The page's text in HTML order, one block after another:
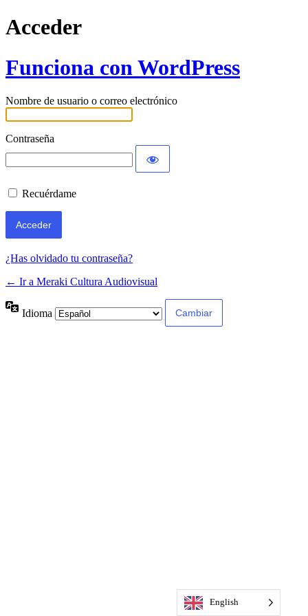
Acceder
Funciona con WordPress
Nombre de usuario o correo electrónico
Contraseña
Recuérdame
¿Has olvidado tu contraseña?
← Ir a Meraki Cultura Audiovisual
Idioma
English